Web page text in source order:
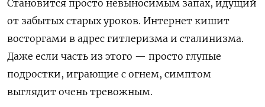
Становится просто невыносимым запах, идущий
от забытых старых уроков. Интернет кишит
восторгами в адрес гитлеризма и сталинизма.
Даже если часть из этого — просто глупые
подростки, играющие с огнем, симптом
выглядит очень тревожным.